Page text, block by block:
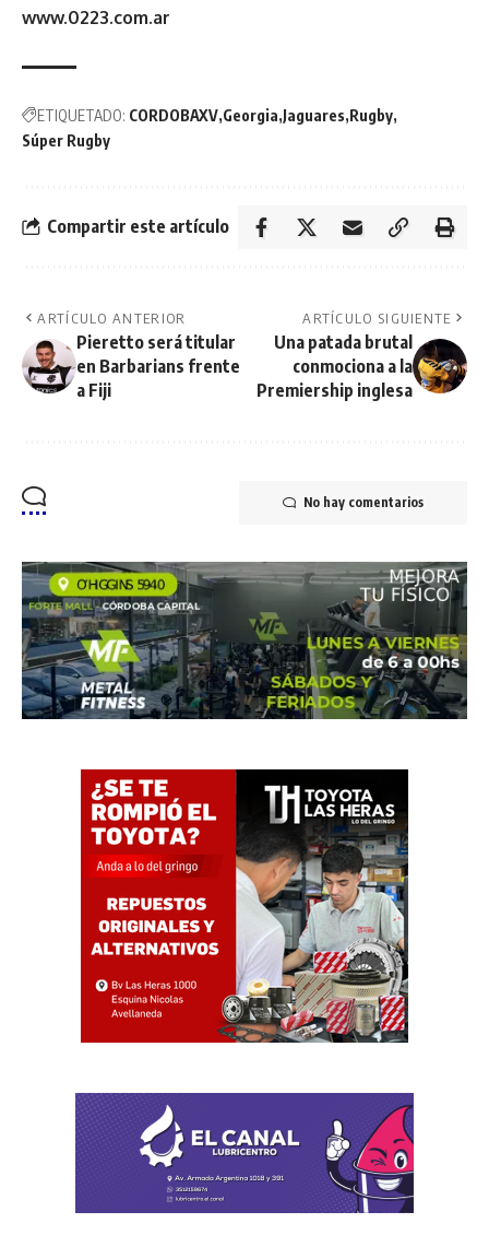
www.0223.com.ar
ETIQUETADO: CORDOBAXV Georgia Jaguares Rugby
Súper Rugby
Compartir este artículo
ARTÍCULO ANTERIOR
Pieretto será titular
en Barbarians frente
a Fiji
ARTÍCULO SIGUIENTE
Una patada brutal
conmociona a la
Premiership inglesa
No hay comentarios